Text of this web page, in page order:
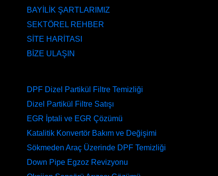
BAYİLİK ŞARTLARIMIZ
SEKTÖREL REHBER
SİTE HARİTASI
BİZE ULAŞIN
DPF Dizel Partikül Filtre Temizliği
Dizel Partikül Filtre Satışı
EGR İptali ve EGR Çözümü
Katalitik Konvertör Bakım ve Değişimi
Sökmeden Araç Üzerinde DPF Temizliği
Down Pipe Egzoz Revizyonu